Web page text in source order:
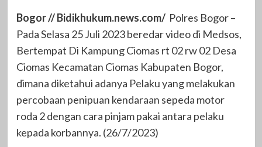
Bogor // Bidikhukum.news.com/ Polres Bogor –
Pada Selasa 25 Juli 2023 beredar video di Medsos,
Bertempat Di Kampung Ciomas rt 02 rw 02 Desa
Ciomas Kecamatan Ciomas Kabupaten Bogor,
dimana diketahui adanya Pelaku yang melakukan
percobaan penipuan kendaraan sepeda motor
roda 2 dengan cara pinjam pakai antara pelaku
kepada korbannya. (26/7/2023)